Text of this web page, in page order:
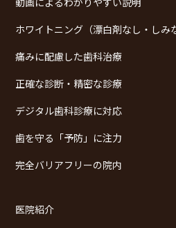
ホワイトニング（漂白剤なし・しみ
痛みに配慮した歯科治療
正確な診断・精密な診療
デジタル歯科診療に対応
歯を守る「予防」に注力
完全バリアフリーの院内
医院紹介